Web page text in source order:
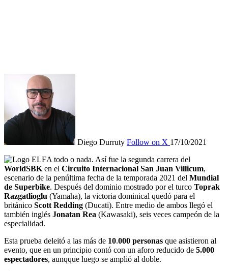
Diego Durruty Follow on X 17/10/2021
A todo o nada. Así fue la segunda carrera del
WorldSBK en el Circuito Internacional San Juan Villicum,
escenario de la penúltima fecha de la temporada 2021 del Mundial
de Superbike. Después del dominio mostrado por el turco Toprak
Razgatlioglu (Yamaha), la victoria dominical quedó para el
británico Scott Redding (Ducati). Entre medio de ambos llegó el
también inglés Jonatan Rea (Kawasaki), seis veces campeón de la
especialidad.
Esta prueba deleitó a las más de 10.000 personas que asistieron al
evento, que en un principio contó con un aforo reducido de 5.000
espectadores, aunqque luego se amplió al doble.